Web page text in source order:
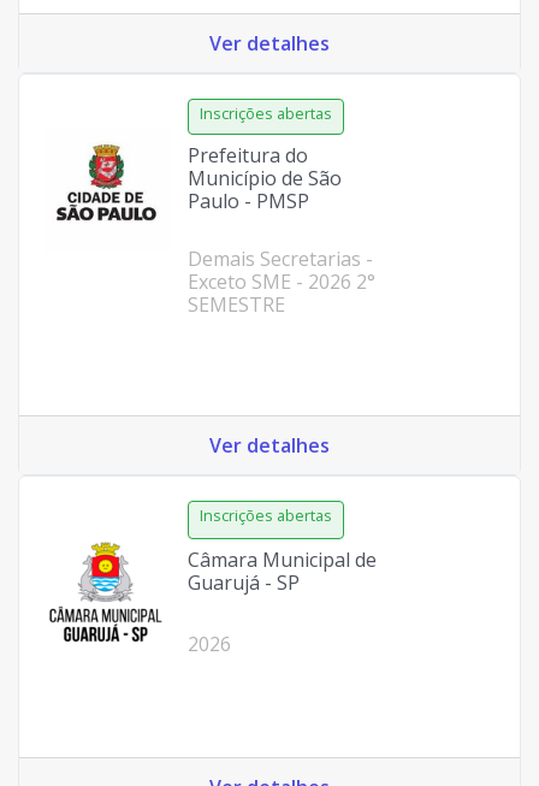
Ver detalhes
Prefeitura do
Município de São
Paulo - PMSP
Demais Secretarias -
Exceto SME - 2026 2°
SEMESTRE
Ver detalhes
Câmara Municipal de
Guarujá - SP
2026